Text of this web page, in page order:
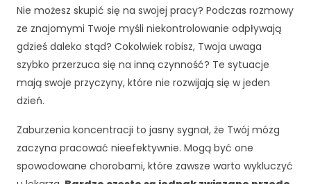
Nie możesz skupić się na swojej pracy? Podczas rozmowy
ze znajomymi Twoje myśli niekontrolowanie odpływają
gdzieś daleko stąd? Cokolwiek robisz, Twoja uwaga
szybko przerzuca się na inną czynność? Te sytuacje
mają swoje przyczyny, które nie rozwijają się w jeden
dzień.
Zaburzenia koncentracji to jasny sygnał, że Twój mózg
zaczyna pracować nieefektywnie. Mogą być one
spowodowane chorobami, które zawsze warto wykluczyć